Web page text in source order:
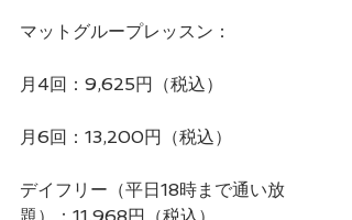
マットグループレッスン：
月4回：9,625円（税込）
月6回：13,200円（税込）
デイフリー（平日18時まで通い放